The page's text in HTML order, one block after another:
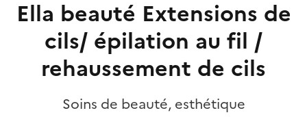
Ella beauté Extensions de
cils/ épilation au fil /
rehaussement de cils
Soins de beauté, esthétique